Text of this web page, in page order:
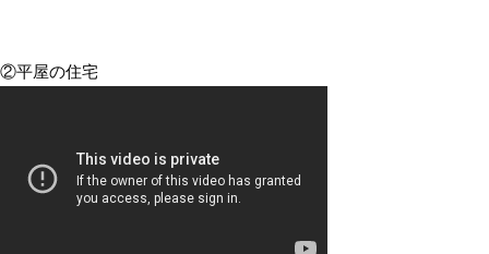
②平屋の住宅